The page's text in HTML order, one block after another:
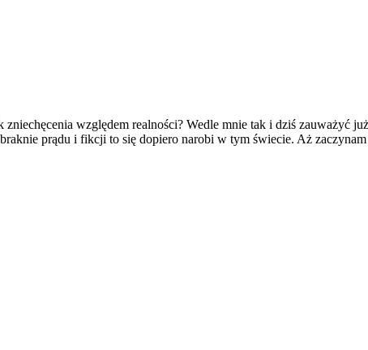
względem realności? Wedle mnie tak i dziś zauważyć
prądu i fikcji to się dopiero narobi w tym świecie. Aż